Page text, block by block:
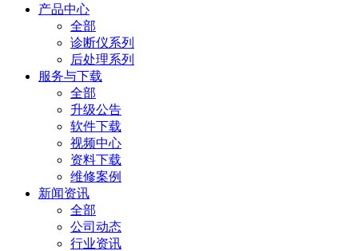
产品中心
全部
诊断仪系列
后处理系列
服务与下载
全部
升级公告
软件下载
视频中心
资料下载
维修案例
新闻资讯
全部
公司动态
行业资讯